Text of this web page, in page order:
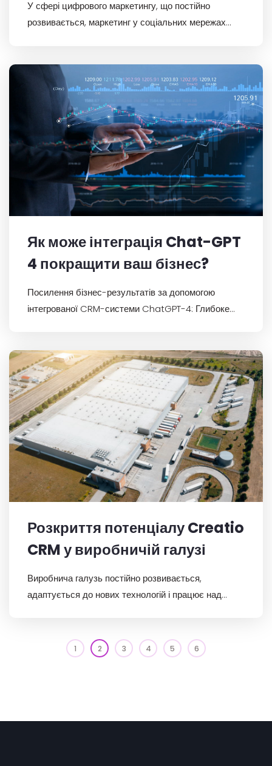
У сфері цифрового маркетингу, що постійно
розвивається, маркетинг у соціальних мережах
Як може інтеграція Chat-GPT
4 покращити ваш бізнес?
Посилення бізнес-результатів за допомогою
інтегрованої CRM-системи ChatGPT-4: Глибоке
Розкриття потенціалу Creatio
CRM у виробничій галузі
Виробнича галузь постійно розвивається,
адаптується до нових технологій і працює над
1 2 3 4 5 6